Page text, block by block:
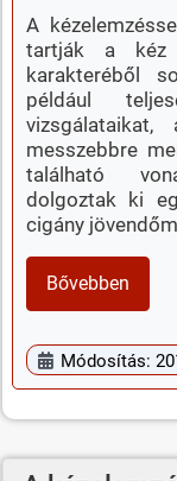
A
tartják a kéz
karakteréből
például
messzebbre
található
dolgoztak ki
cigány
Bővebben
Módosítás: